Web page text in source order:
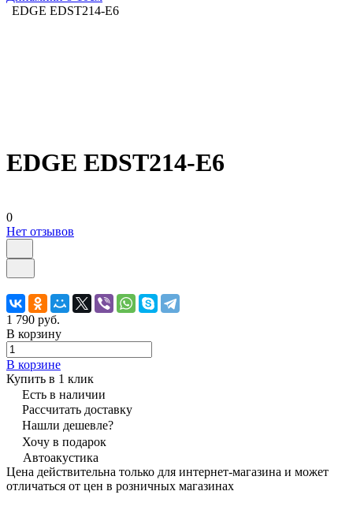
EDGE EDST214-E6
EDGE EDST214-E6
0
Нет отзывов
1 790 руб.
В корзину
В корзине
Купить в 1 клик
Есть в наличии
Рассчитать доставку
Нашли дешевле?
Хочу в подарок
Автоакустика
Цена действительна только для интернет-магазина и может
отличаться от цен в розничных магазинах